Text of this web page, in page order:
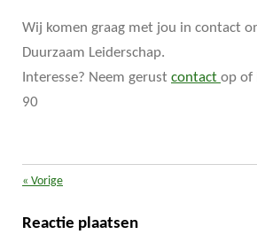
Wij komen graag met jou in contact
Duurzaam Leiderschap.
Interesse? Neem gerust contact op of
90
« Vorige
Reactie plaatsen